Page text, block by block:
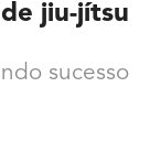
jiu-jítsu
sucesso